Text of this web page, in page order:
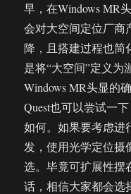
早，在Windows MR
会对大空间定位厂商
降，且搭建过程也简
是将“大空间”定义为
Windows MR头显的
Quest也可以尝试一
如何。如果要考虑进
发，使用光学定位摄
选。毕竟可扩展性摆
话，相信大家都会选